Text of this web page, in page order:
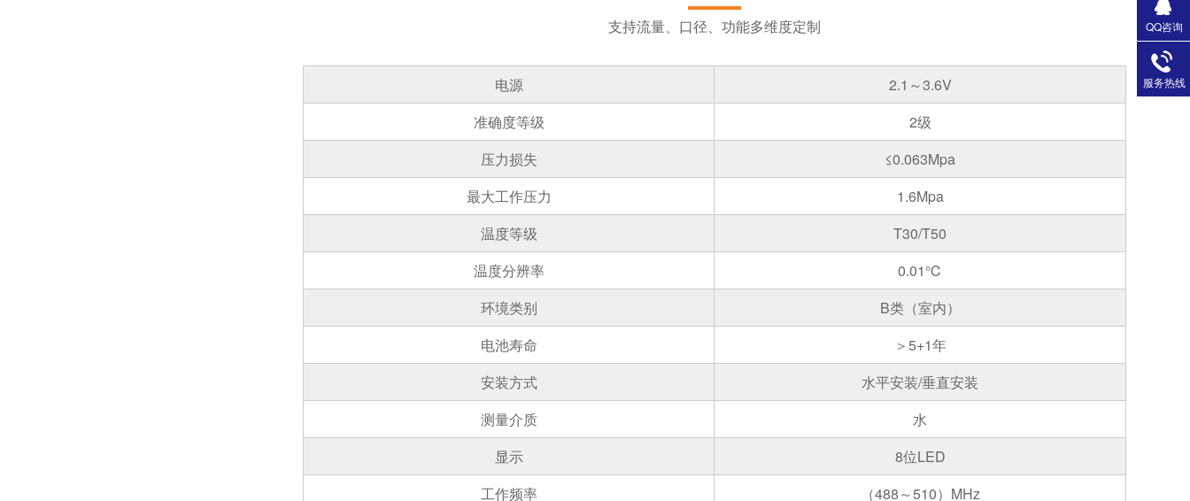
支持流量、口径、功能多维度定制
电源
2.1～3.6V
准确度等级
2级
压力损失
≤0.063Mpa
最大工作压力
1.6Mpa
温度等级
T30/T50
温度分辨率
0.01℃
环境类别
B类（室内）
电池寿命
＞5+1年
安装方式
水平安装/垂直安装
测量介质
水
显示
8位LED
工作频率
（488～510）MHz
QQ咨询
服务热线